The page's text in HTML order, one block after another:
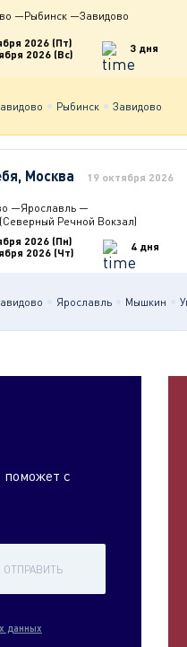
—Рыбинск —Завидово
2026 (Пт)
2026 (Вс)
3 дня
Рыбинск Завидово
Москва 19 октября 2026
—Ярославль —
Речной Вокзал)
2026 (Пн)
2026 (Чт)
4 дня
Ярославль Мышкин
с
ОТПРАВИТЬ
данных